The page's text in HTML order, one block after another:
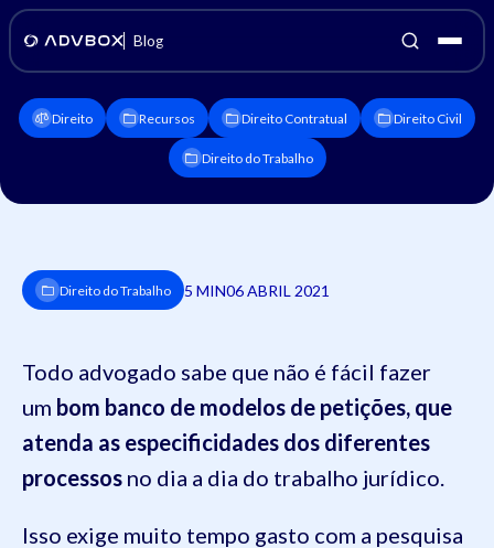
Blog
Direito Recursos Direito Contratual Direito Civil
Direito do Trabalho
Direito do Trabalho 5 MIN06 ABRIL 2021
Todo advogado sabe que não é fácil fazer
um bom banco de modelos de petições, que
atenda as especificidades dos diferentes
processos no dia a dia do trabalho jurídico.
Isso exige muito tempo gasto com a pesquisa